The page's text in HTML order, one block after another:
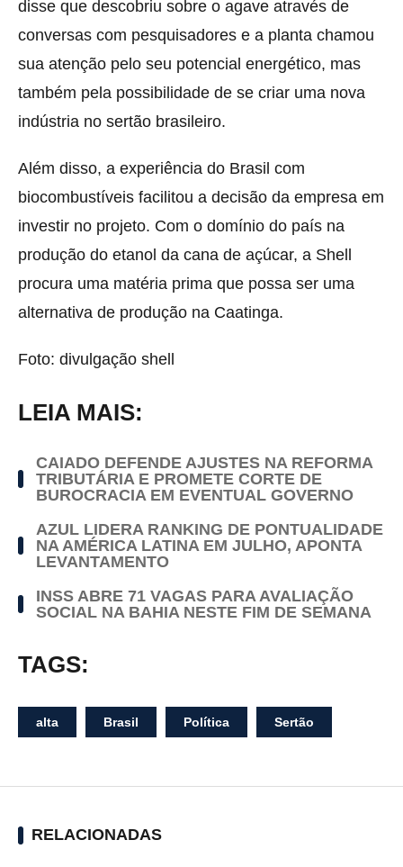
disse que descobriu sobre o agave através de
conversas com pesquisadores e a planta chamou
sua atenção pelo seu potencial energético, mas
também pela possibilidade de se criar uma nova
indústria no sertão brasileiro.
Além disso, a experiência do Brasil com
biocombustíveis facilitou a decisão da empresa em
investir no projeto. Com o domínio do país na
produção do etanol da cana de açúcar, a Shell
procura uma matéria prima que possa ser uma
alternativa de produção na Caatinga.
Foto: divulgação shell
LEIA MAIS:
CAIADO DEFENDE AJUSTES NA REFORMA
TRIBUTÁRIA E PROMETE CORTE DE
BUROCRACIA EM EVENTUAL GOVERNO
AZUL LIDERA RANKING DE PONTUALIDADE
NA AMÉRICA LATINA EM JULHO, APONTA
LEVANTAMENTO
INSS ABRE 71 VAGAS PARA AVALIAÇÃO
SOCIAL NA BAHIA NESTE FIM DE SEMANA
TAGS:
alta Brasil Política Sertão
RELACIONADAS